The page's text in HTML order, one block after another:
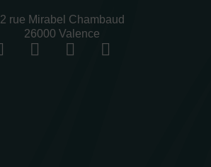
2 rue Mirabel Chambaud
26000 Valence